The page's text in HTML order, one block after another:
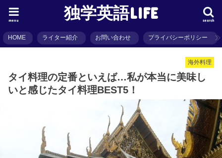
独学英語LIFE search
menu
HOME ライター紹介 お問い合わせ プライバシーポリシー
海外料理
タイ料理の定番といえば…私が本当に美味し
いと感じたタイ料理BEST5！